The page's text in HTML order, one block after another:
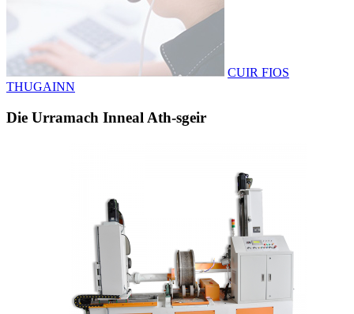
CUIR FIOS
THUGAINN
Die Urramach Inneal Ath-sgeir